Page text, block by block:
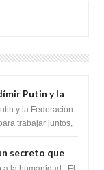
Putin y la
un
y la Federación
trabajar juntos,
secreto que
de la